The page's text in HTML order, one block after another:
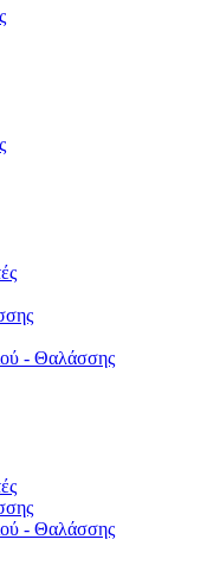
- Θαλάσσης
- Θαλάσσης